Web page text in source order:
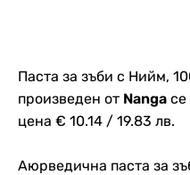
Паста за зъби с Нийм,
произведен от Nanga се
цена € 10.14 / 19.83 лв.
Аюрведична паста за